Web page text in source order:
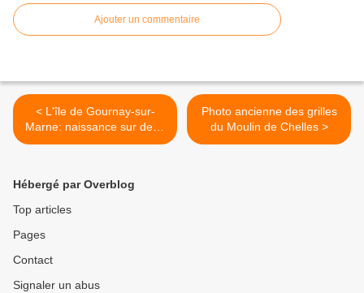
Ajouter un commentaire
< L'île de Gournay-sur-
Marne: naissance sur deux
siècles.
Photo ancienne des grilles
du Moulin de Chelles >
Hébergé par Overblog
Top articles
Pages
Contact
Signaler un abus